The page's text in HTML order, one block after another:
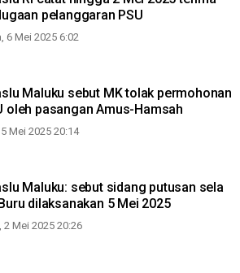
pelanggaran PSU
6 Mei 2025 6:02
Maluku sebut MK tolak permohonan
oleh pasangan Amus-Hamsah
Mei 2025 20:14
Maluku: sebut sidang putusan sela
dilaksanakan 5 Mei 2025
2 Mei 2025 20:26